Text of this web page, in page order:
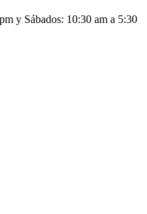
y Sábados: 10:30 am a 5:30